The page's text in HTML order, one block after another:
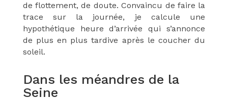
de flottement, de doute. Convaincu de faire la
trace sur la journée, je calcule une
hypothétique heure d’arrivée qui s’annonce
de plus en plus tardive après le coucher du
soleil.
Dans les méandres de la
Seine